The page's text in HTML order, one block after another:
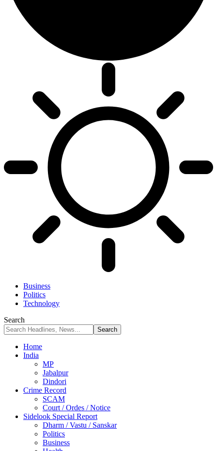
Business
Politics
Technology
Search
Home
India
MP
Jabalpur
Dindori
Crime Record
SCAM
Court / Ordes / Notice
Sidelook Special Report
Dharm / Vastu / Sanskar
Politics
Business